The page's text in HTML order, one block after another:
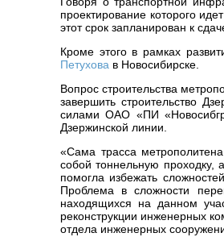
проектирование которого
этот срок запланирован к
Кроме этого в рамках
Петухова в Новосибирске.
Вопрос строительства
завершить строительство
силами ОАО «ПИ
Дзержинской линии.
«Сама трасса
собой тоннельную проходку,
помогла избежать
Проблема в сложности
находящихся на данном
реконструкции инженерных
отдела инженерных